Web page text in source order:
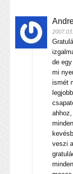
de
mi
ismét
veszi